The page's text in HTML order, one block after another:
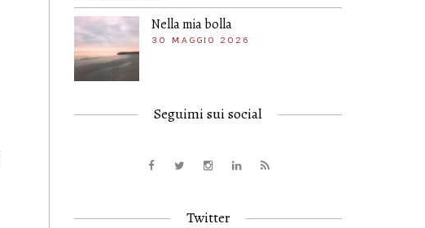
Nella mia bolla
30 MAGGIO 2026
Seguimi sui social
Twitter